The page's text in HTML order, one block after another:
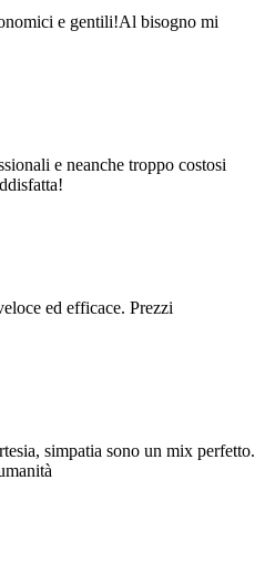
e gentili!Al bisogno mi
e neanche troppo costosi
ed efficace. Prezzi
simpatia sono un mix perfetto.